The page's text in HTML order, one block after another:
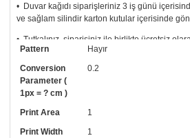
• Duvar kağıdı siparişleriniz 3 iş günü
ve sağlam silindir karton kutular içerisinde
• Tutkalınız, siparişiniz ile birlikte ücretsiz
Uygulaması standart duvar kağıdı ile aynıdır.
uygulama kılavuzu da gönderilecektir.
• Resimli duvar kağıdı modelinizi siyah beyaz
arayıp talebinizi iletebilirsiniz.
• Görselde düzenleme yaptırmak istiyorsanız
numaramızdan ulaşabilirsiniz.
Pattern
Hayır
Conversion
Parameter (
1px = ? cm )
0.2
Print Area
1
Print Width
1